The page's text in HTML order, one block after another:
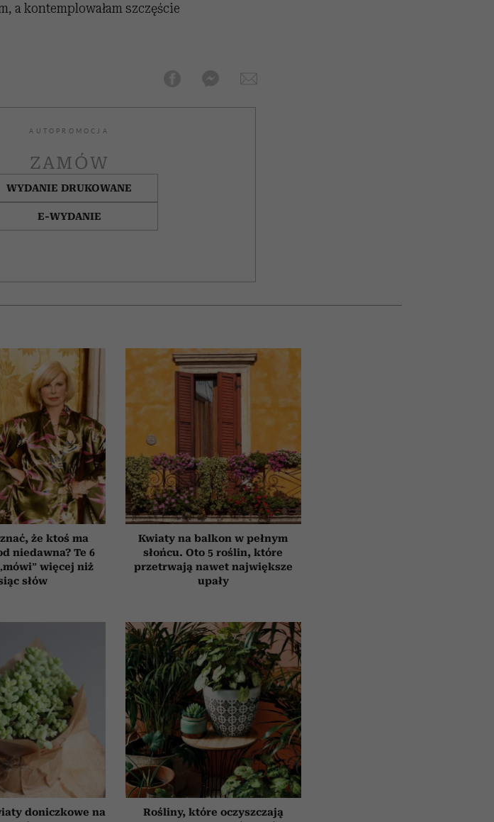
a kontemplowałam szczęście
AUTOPROMOCJA
ZAMÓW
WYDANIE DRUKOWANE
E-WYDANIE
że ktoś ma
niedawna? Te 6
więcej niż
słów
Kwiaty na balkon w pełnym
słońcu. Oto 5 roślin, które
przetrwają nawet największe
upały
doniczkowe na
Rośliny, które oczyszczają